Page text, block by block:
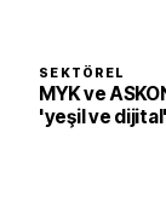
SEKTÖREL
MYK ve
'yeşil ve